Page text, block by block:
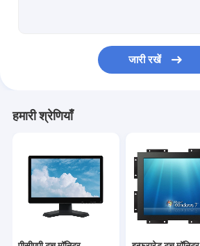
जारी रखें
हमारी श्रेणियाँ